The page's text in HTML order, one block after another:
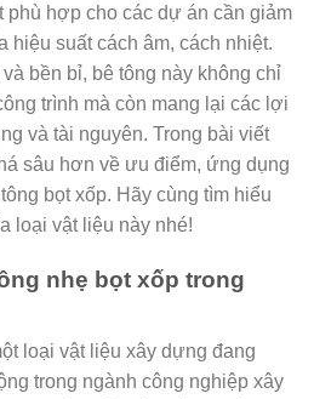
phù hợp cho các dự án cần giảm
hiệu suất cách âm, cách nhiệt.
bền bỉ, bê tông này không chỉ
trình mà còn mang lại các lợi
và tài nguyên. Trong bài viết
sâu hơn về ưu điểm, ứng dụng
bọt xốp. Hãy cùng tìm hiểu
loại vật liệu này nhé!
nhẹ bọt xốp trong
loại vật liệu xây dựng đang
trong ngành công nghiệp xây